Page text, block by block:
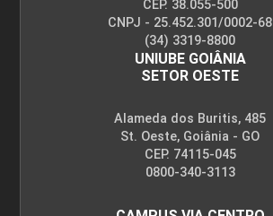
CEP. 38.055-500
CNPJ - 25.452.301/0002-68
(34) 3319-8800
UNIUBE GOIÂNIA
SETOR OESTE
Alameda dos Buritis, 485
St. Oeste, Goiânia - GO
CEP. 74115-045
0800-340-3113